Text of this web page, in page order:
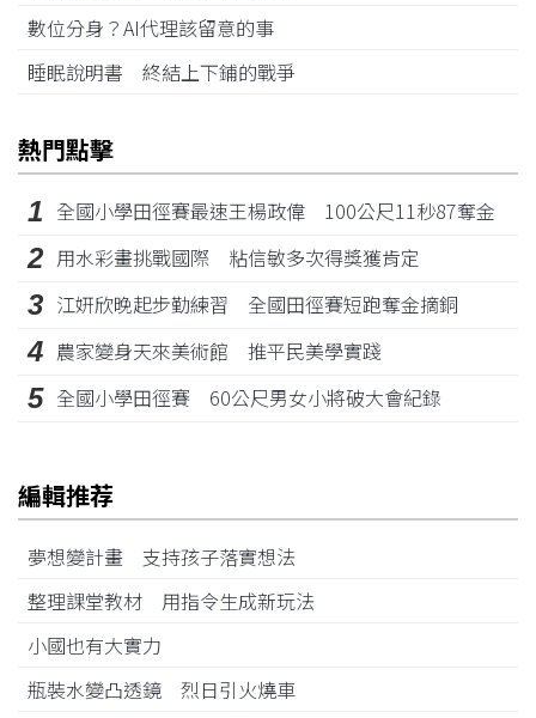
數位分身？AI代理該留意的事
睡眠說明書 終結上下鋪的戰爭
熱門點擊
1 全國小學田徑賽最速王楊政偉 100公尺11秒87奪金
2 用水彩畫挑戰國際 粘信敏多次得獎獲肯定
3 江姸欣晚起步勤練習 全國田徑賽短跑奪金摘銅
4 農家變身天來美術館 推平民美學實踐
5 全國小學田徑賽 60公尺男女小將破大會紀錄
編輯推荐
夢想變計畫 支持孩子落實想法
整理課堂教材 用指令生成新玩法
小國也有大實力
瓶裝水變凸透鏡 烈日引火燒車